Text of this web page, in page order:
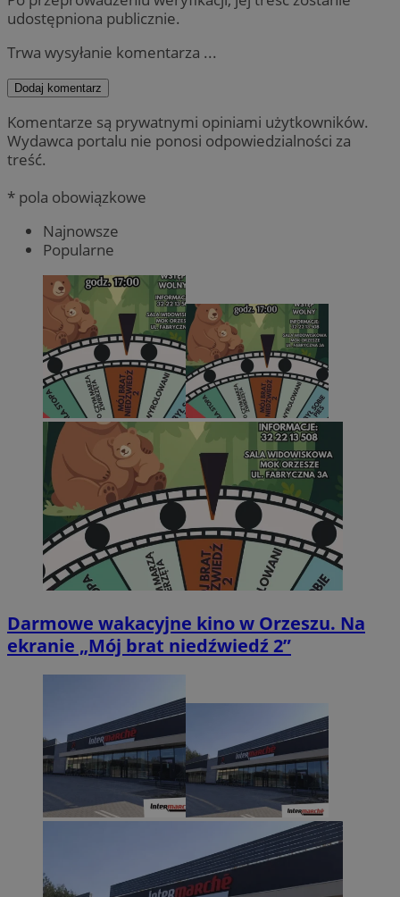
udostępniona publicznie.
Trwa wysyłanie komentarza ...
Dodaj komentarz
Komentarze są prywatnymi opiniami użytkowników.
Wydawca portalu nie ponosi odpowiedzialności za
treść.
* pola obowiązkowe
Najnowsze
Popularne
Darmowe wakacyjne kino w Orzeszu. Na
ekranie „Mój brat niedźwiedź 2”